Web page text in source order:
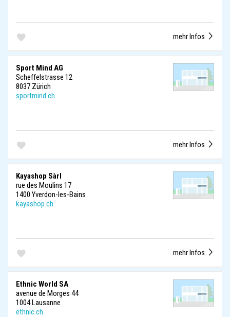
mehr Infos
Sport Mind AG
Scheffelstrasse 12
8037 Zürich
sportmind.ch
mehr Infos
Kayashop Sàrl
rue des Moulins 17
1400 Yverdon-les-Bains
kayashop.ch
mehr Infos
Ethnic World SA
avenue de Morges 44
1004 Lausanne
ethnic.ch